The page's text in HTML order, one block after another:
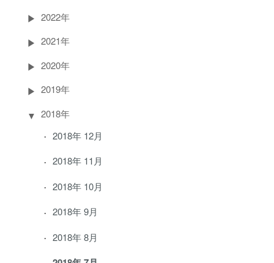
2022年
2021年
2020年
2019年
2018年
2018年 12月
2018年 11月
2018年 10月
2018年 9月
2018年 8月